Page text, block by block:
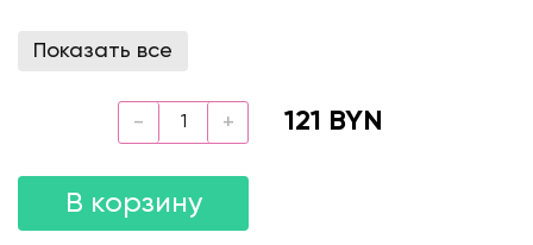
Показать все
121 BYN
В корзину